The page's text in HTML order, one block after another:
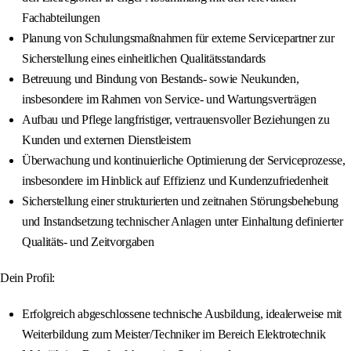
Fachabteilungen
Planung von Schulungsmaßnahmen für externe Servicepartner zur
Sicherstellung eines einheitlichen Qualitätsstandards
Betreuung und Bindung von Bestands- sowie Neukunden,
insbesondere im Rahmen von Service- und Wartungsverträgen
Aufbau und Pflege langfristiger, vertrauensvoller Beziehungen zu
Kunden und externen Dienstleistern
Überwachung und kontinuierliche Optimierung der Serviceprozesse,
insbesondere im Hinblick auf Effizienz und Kundenzufriedenheit
Sicherstellung einer strukturierten und zeitnahen Störungsbehebung
und Instandsetzung technischer Anlagen unter Einhaltung definierter
Qualitäts- und Zeitvorgaben
Dein Profil:
Erfolgreich abgeschlossene technische Ausbildung, idealerweise mit
Weiterbildung zum Meister/Techniker im Bereich Elektrotechnik